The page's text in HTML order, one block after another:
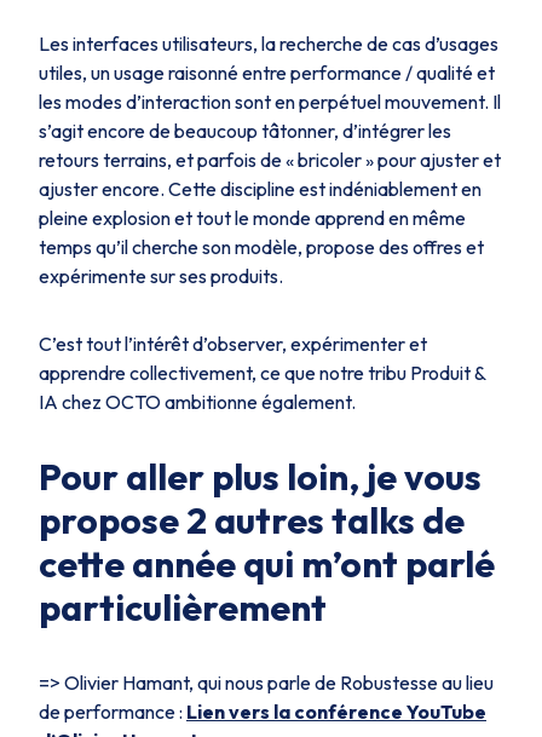
Les interfaces utilisateurs, la recherche de cas d’usages
utiles, un usage raisonné entre performance / qualité et
les modes d’interaction sont en perpétuel mouvement. Il
s’agit encore de beaucoup tâtonner, d’intégrer les
retours terrains, et parfois de « bricoler » pour ajuster et
ajuster encore. Cette discipline est indéniablement en
pleine explosion et tout le monde apprend en même
temps qu’il cherche son modèle, propose des offres et
expérimente sur ses produits.
C’est tout l’intérêt d’observer, expérimenter et
apprendre collectivement, ce que notre tribu Produit &
IA chez OCTO ambitionne également.
Pour aller plus loin, je vous
propose 2 autres talks de
cette année qui m’ont parlé
particulièrement
=> Olivier Hamant, qui nous parle de Robustesse au lieu
de performance : Lien vers la conférence YouTube